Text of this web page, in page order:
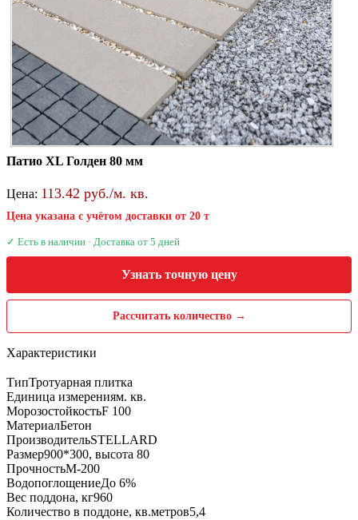
Патио XL Голден 80 мм
Цена: 113.42 руб./м. кв.
Цена указана с учётом доставки от 20 т
✓ Есть в наличии · Доставка от 5 дней
Узнать точную цену
Рассчитать количество →
Характеристики
ТипТротуарная плитка
Единица измерениям. кв.
МорозостойкостьF 100
МатериалБетон
ПроизводительSTELLARD
Размер900*300, высота 80
ПрочностьМ-200
ВодопоглощениеДо 6%
Вес поддона, кг960
Количество в поддоне, кв.метров5,4